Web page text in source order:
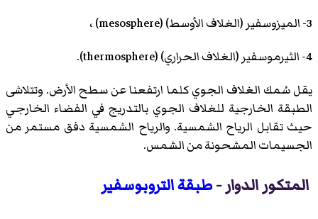
3- الميزوسفير (الغلاف الأوسط) (mesosphere) ،
4- الثيرموسفير (الغلاف الحراري) (thermosphere).
يقل سُمك الغلاف الجوي كلما ارتفعنا عن سطح الأرض. وتتلاشى
الطبقة الخارجية للغلاف الجوي بالتدريج في الفضاء الخارجي
حيث تقابل الرياح الشمسية. والرياح الشمسية دفق مستمر من
الجسيمات المشحونة من الشمس.
المتكور الدوار -طبقة التروبوسفير